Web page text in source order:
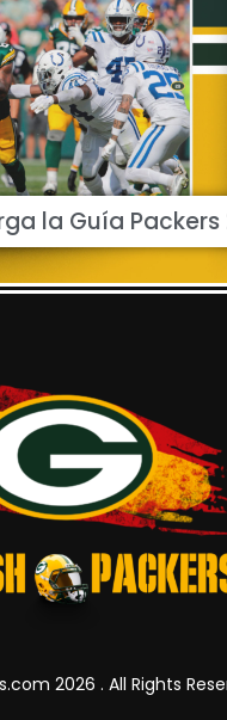
la Guía Packers
2026 . All Rights